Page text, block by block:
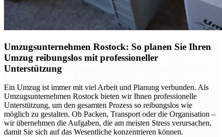
Umzugsunternehmen Rostock: So planen Sie Ihren
Umzug reibungslos mit professioneller
Unterstützung
Ein Umzug ist immer mit viel Arbeit und Planung verbunden. Als
Umzugsunternehmen Rostock bieten wir Ihnen professionelle
Unterstützung, um den gesamten Prozess so reibungslos wie
möglich zu gestalten. Ob Packen, Transport oder die Organisation –
wir übernehmen die Aufgaben, die am meisten Stress verursachen,
damit Sie sich auf das Wesentliche konzentrieren können.